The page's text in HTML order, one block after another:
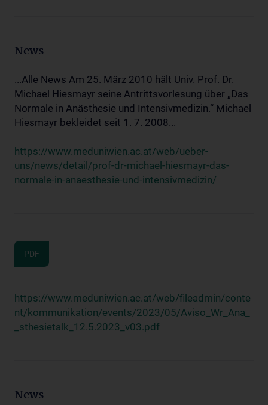
News
...Alle News Am 25. März 2010 hält Univ. Prof. Dr.
Michael Hiesmayr seine Antrittsvorlesung über „Das
Normale in Anästhesie und Intensivmedizin.“ Michael
Hiesmayr bekleidet seit 1. 7. 2008...
https://www.meduniwien.ac.at/web/ueber-
uns/news/detail/prof-dr-michael-hiesmayr-das-
normale-in-anaesthesie-und-intensivmedizin/
PDF
https://www.meduniwien.ac.at/web/fileadmin/conte
nt/kommunikation/events/2023/05/Aviso_Wr_Ana_
_sthesietalk_12.5.2023_v03.pdf
News